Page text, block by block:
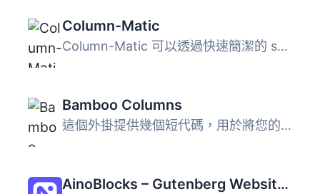
Column-Matic
Column-Matic 可以透過快速簡潔的 shortcode 在文章和頁面中...
Bamboo Columns
這個外掛提供幾個短代碼，用於將您的內容組織成多欄佈局。它...
AinoBlocks – Gutenberg Website Builder Blocks